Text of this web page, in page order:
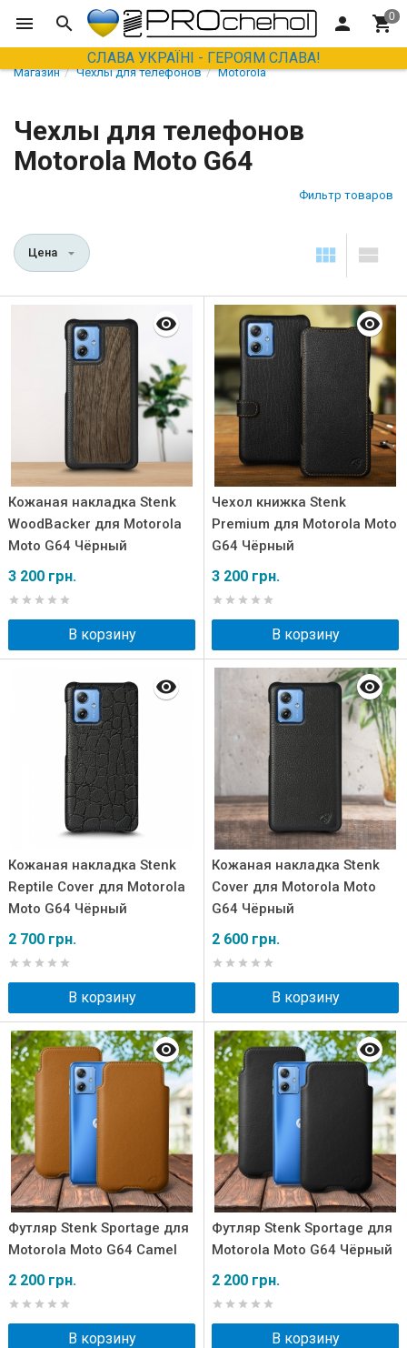
СЛАВА УКРАЇНІ - ГЕРОЯМ СЛАВА!
Магазин Чехлы для телефонов Motorola
Чехлы для телефонов
Motorola Moto G64
Фильтр товаров
Цена
Кожаная накладка Stenk
WoodBacker для Motorola
Moto G64 Чёрный
3 200 грн.
В корзину
Чехол книжка Stenk
Premium для Motorola Moto
G64 Чёрный
3 200 грн.
В корзину
Кожаная накладка Stenk
Reptile Cover для Motorola
Moto G64 Чёрный
2 700 грн.
В корзину
Кожаная накладка Stenk
Cover для Motorola Moto
G64 Чёрный
2 600 грн.
В корзину
Футляр Stenk Sportage для
Motorola Moto G64 Camel
2 200 грн.
В корзину
Футляр Stenk Sportage для
Motorola Moto G64 Чёрный
2 200 грн.
В корзину